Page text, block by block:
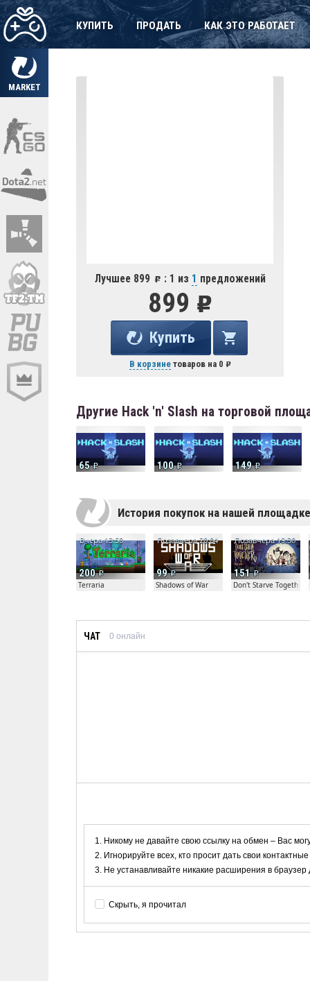
MARKET
КУПИТЬ ПРОДАТЬ КАК ЭТО РАБОТАЕТ
Лучшее 899 : 1 из 1 предложений
899
Купить
В корзинетоваров на 0
Другие Hack 'n' Slash на торговой
65 100 149
История покупок на нашей площадке
200
Вчера 13:50
Terraria
99
Позавчера 20:04
Shadows of War
151
Позавчера 19:30
Don't Starve Together
ЧАТ 0 онлайн
Никому не давайте свою ссылку на обмен – Вас
Игнорируйте всех, кто просит дать свои
Не устанавливайте никакие расширения в
Скрыть, я прочитал